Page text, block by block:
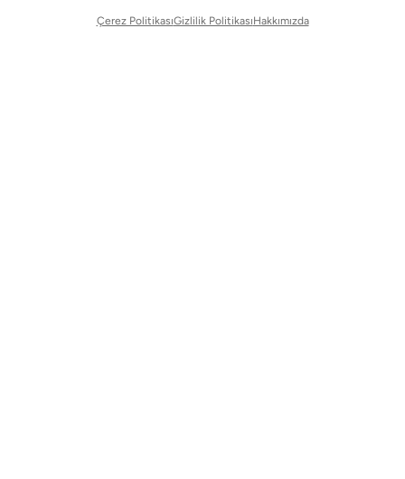
Çerez PolitikasıGizlilik PolitikasıHakkımızda
Ödeme Bildirimi